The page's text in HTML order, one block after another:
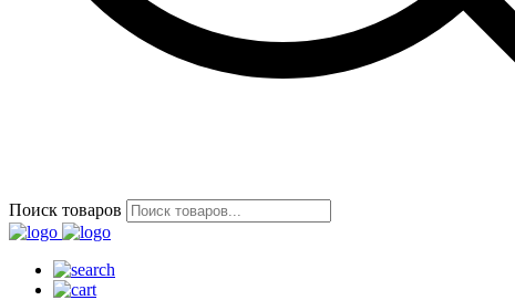
Поиск товаров